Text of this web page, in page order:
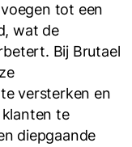
tot een
wat de
Bij Brutael
versterken en
te
diepgaande